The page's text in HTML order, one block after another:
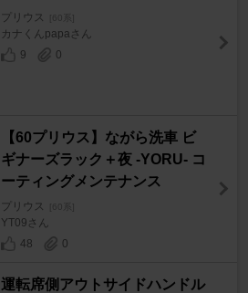
プリウス [60系]
カナくんpapaさん
9
0
【60プリウス】ながら洗車 ビ
ギナーズラック＋夜 -YORU- コ
ーティングメンテナンス
プリウス [60系]
YT09さん
48
0
運転席側アウトサイドハンドル